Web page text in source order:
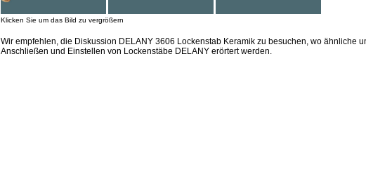
Klicken Sie um das Bild zu vergrößern
Wir empfehlen, die Diskussion DELANY 3606 Lockenstab Keramik zu besuchen, wo ähnliche
Anschließen und Einstellen von Lockenstäbe DELANY erörtert werden.